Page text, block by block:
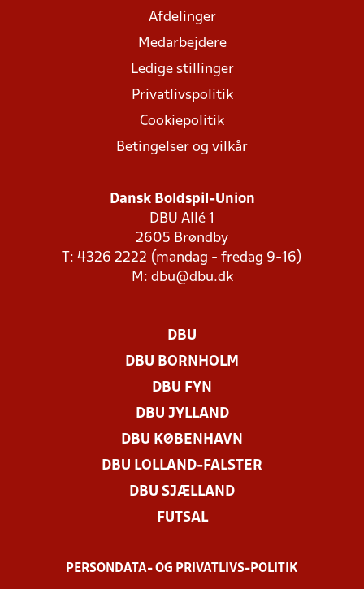
Afdelinger
Medarbejdere
Ledige stillinger
Privatlivspolitik
Cookiepolitik
Betingelser og vilkår
Dansk Boldspil-Union
DBU Allé 1
2605 Brøndby
T: 4326 2222 (mandag - fredag 9-16)
M: dbu@dbu.dk
DBU
DBU BORNHOLM
DBU FYN
DBU JYLLAND
DBU KØBENHAVN
DBU LOLLAND-FALSTER
DBU SJÆLLAND
FUTSAL
PERSONDATA- OG PRIVATLIVS-POLITIK